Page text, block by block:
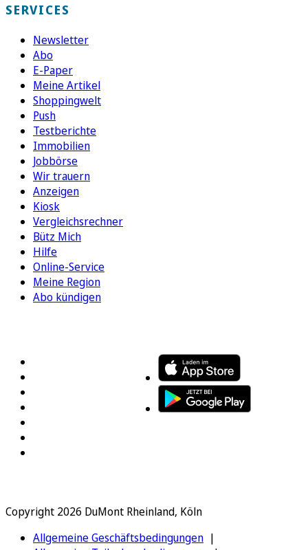
SERVICES
Newsletter
Abo
E-Paper
Meine Artikel
Shoppingwelt
Push
Testberichte
Immobilien
Jobbörse
Wir trauern
Anzeigen
Kiosk
Vergleichsrechner
Bütz Mich
Hilfe
Online-Service
Meine Region
Abo kündigen
Copyright 2026 DuMont Rheinland, Köln
Allgemeine Geschäftsbedingungen